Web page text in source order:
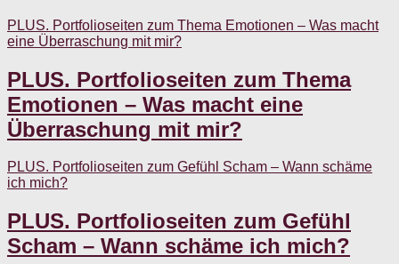
PLUS. Portfolioseiten zum Thema Emotionen – Was macht
eine Überraschung mit mir?
PLUS. Portfolioseiten zum Thema
Emotionen – Was macht eine
Überraschung mit mir?
PLUS. Portfolioseiten zum Gefühl Scham – Wann schäme
ich mich?
PLUS. Portfolioseiten zum Gefühl
Scham – Wann schäme ich mich?